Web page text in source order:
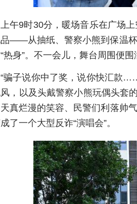
上午9时30分，暖场音乐在广场
——从抽纸、警察小熊到保温杯
热身”。不一会儿，舞台周围便
“骗子说你中了奖，说你快汇款
，以及头戴警察小熊玩偶头套
真烂漫的笑容、民警们利落帅
了一个大型反诈“演唱会”。